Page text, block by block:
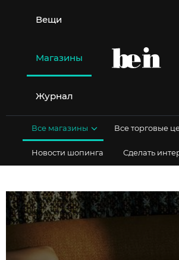
содержимому
Вещи
Магазины
Журнал
Все магазины Все торговые
Новости шопинга Сделать